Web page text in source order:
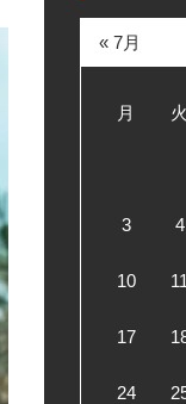
月 火
3 4
10 11
17
24
« 7月